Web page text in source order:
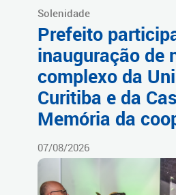
Solenidade
Prefeito
inauguração de
complexo da
Curitiba e da
Memória da
07/08/2026